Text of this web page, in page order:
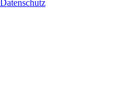
Datenschutz